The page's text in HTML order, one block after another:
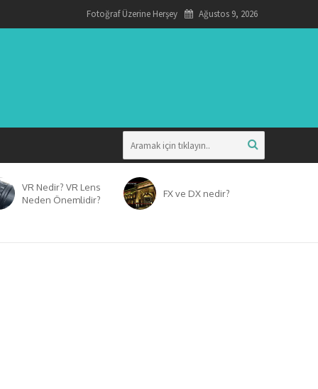
Fotoğraf Üzerine Herşey Ağustos 9, 2026
VR Nedir? VR Lens
Neden Önemlidir?
FX ve DX nedir?